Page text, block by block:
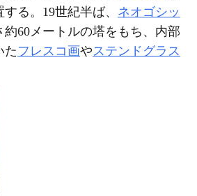
する。19世紀半ば、 ネオゴシッ
60メートルの塔をもち、内部
た フレスコ画やステンドグラス